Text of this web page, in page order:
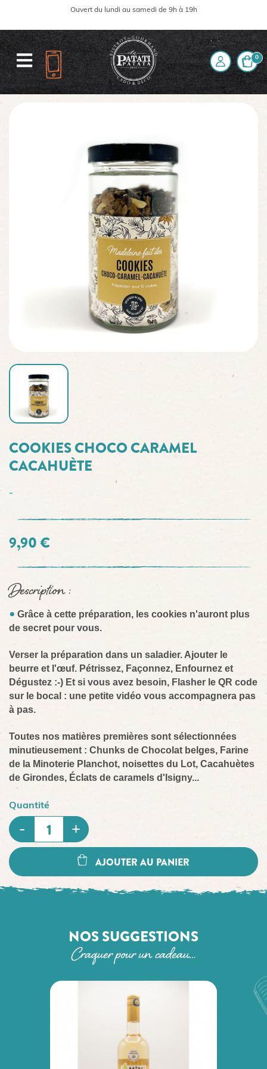
Ouvert du lundi au samedi de 9h à 19h
0
Cookies CHOCO CARAMEL CACAHUÈTE
COOKIES CHOCO CARAMEL
CACAHUÈTE
-
9,90 €
Description :
Grâce à cette préparation, les cookies n'auront plus
de secret pour vous.
Verser la préparation dans un saladier. Ajouter le
beurre et l'œuf. Pétrissez, Façonnez, Enfournez et
Dégustez :-) Et si vous avez besoin, Flasher le QR code
sur le bocal : une petite vidéo vous accompagnera pas
à pas.
Toutes nos matières premières sont sélectionnées
minutieusement : Chunks de Chocolat belges, Farine
de la Minoterie Planchot, noisettes du Lot, Cacahuètes
de Girondes, Éclats de caramels d'Isigny...
Quantité
AJOUTER AU PANIER
NOS SUGGESTIONS
Craquer pour un cadeau…